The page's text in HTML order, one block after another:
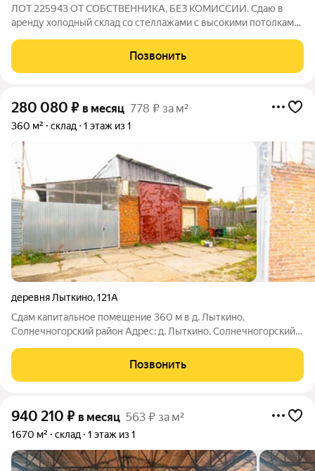
ЛОТ 225943 ОТ СОБСТВЕННИКА, БЕЗ КОМИССИИ. Сдаю в
аренду холодный склад со стеллажами с высокими потолками
Позвонить
280 080 ₽ в месяц 778 ₽ за м²
360 м² склад 1 этаж из 1
деревня Лыткино,121А
Сдам капитальное помещение 360 м в д. Лыткино,
Солнечногорский район Адрес: д. Лыткино, Солнечногорский
Характеристики помещения: Площадь: 360 м Высота потолка:
3,5 м Электрическая мощность: 50 кВт
Позвонить
940 210 ₽ в месяц 563 ₽ за м²
1670 м² склад 1 этаж из 1